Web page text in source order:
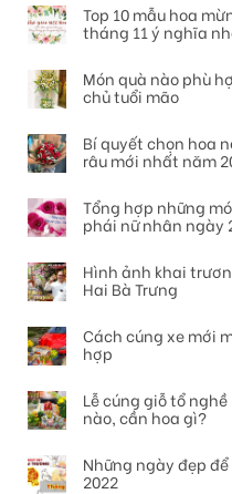
Top 10 mẫu hoa
tháng 11 ý nghĩa
Món quà nào phù
chủ tuổi mão
Bí quyết chọn hoa
râu mới nhất năm
Tổng hợp những
phái nữ nhân ngày
Hình ảnh khai
Hai Bà Trưng
Cách cúng xe mới
hợp
Lễ cúng giỗ tổ
nào, cần hoa gì?
Những ngày đẹp
2022